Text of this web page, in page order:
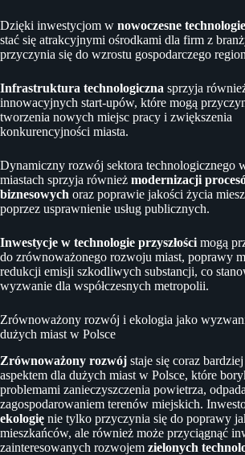
Dzięki inwestycjom w nowoczesne technologie
stać się atrakcyjnymi ośrodkami dla firm z
przyczynia się do wzrostu gospodarczego
Infrastruktura technologiczna sprzyja
innowacyjnych start-upów, które mogą
tworzenia nowych miejsc pracy i zwiększenia
konkurencyjności miasta.
Dynamiczny rozwój sektora technologicznego
miastach sprzyja również modernizacji
biznesowych oraz poprawie jakości życia
poprzez usprawnienie usług publicznych.
Inwestycje w technologie przyszłości mogą
do zrównoważonego rozwoju miast, poprawy
redukcji emisji szkodliwych substancji, co
wyzwanie dla współczesnych metropolii.
Zrównoważony rozwój i ekologia jako
dużych miast w Polsce
Zrównoważony rozwój staje się coraz
aspektem dla dużych miast w Polsce, które
problemami zanieczyszczenia powietrza,
zagospodarowaniem terenów miejskich.
ekologię nie tylko przyczynia się do poprawy
mieszkańców, ale również może przyciągnąć
zainteresowanych rozwojem zielonych